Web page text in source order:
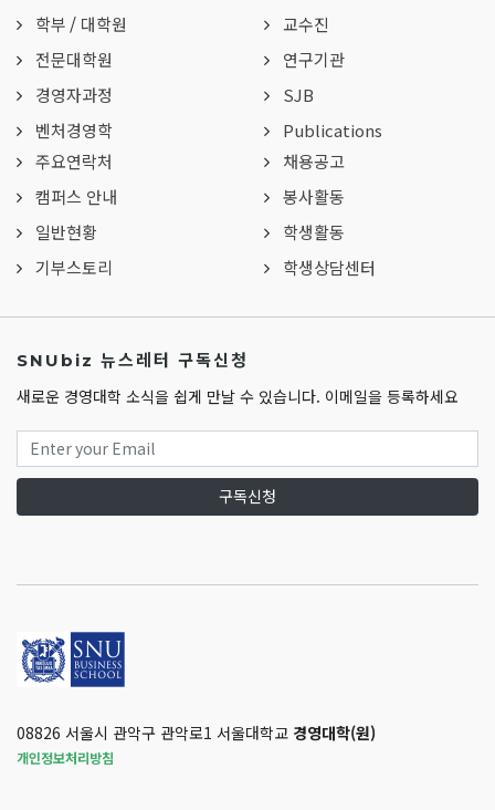
학부 / 대학원
전문대학원
경영자과정
벤처경영학
교수진
연구기관
SJB
Publications
주요연락처
캠퍼스 안내
일반현황
기부스토리
채용공고
봉사활동
학생활동
학생상담센터
SNUbiz 뉴스레터 구독신청
새로운 경영대학 소식을 쉽게 만날 수 있습니다. 이메일을 등록하세요
구독신청
08826 서울시 관악구 관악로1 서울대학교 경영대학(원)
개인정보처리방침